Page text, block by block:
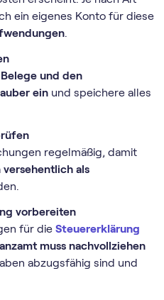
ein eigenes Konto für diese
.
und den
ein und speichere alles
regelmäßig, damit
als
vorbereiten
für die Steuererklärung
muss nachvollziehen
abzugsfähig sind und